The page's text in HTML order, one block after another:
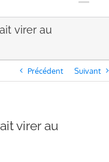
virer au
Précédent Suivant
virer au